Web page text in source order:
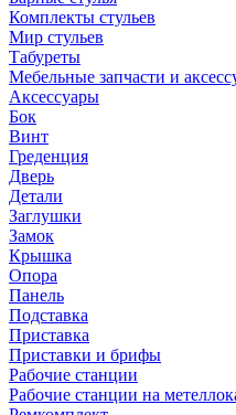
Комплекты стульев
Мир стульев
Табуреты
Мебельные запчасти и
Аксессуары
Бок
Винт
Греденция
Дверь
Детали
Заглушки
Замок
Крышка
Опора
Панель
Подставка
Приставка
Приставки и брифы
Рабочие станции
Рабочие станции на